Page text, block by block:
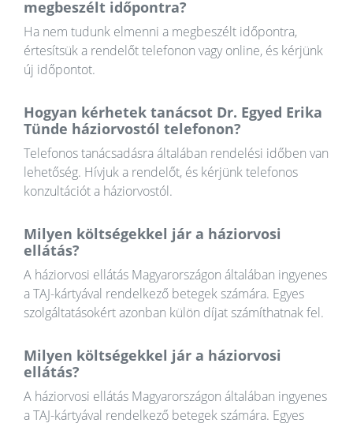
megbeszélt időpontra?
Ha nem tudunk elmenni a megbeszélt időpontra,
értesítsük a rendelőt telefonon vagy online, és kérjünk
új időpontot.
Hogyan kérhetek tanácsot Dr. Egyed Erika
Tünde háziorvostól telefonon?
Telefonos tanácsadásra általában rendelési időben van
lehetőség. Hívjuk a rendelőt, és kérjünk telefonos
konzultációt a háziorvostól.
Milyen költségekkel jár a háziorvosi
ellátás?
A háziorvosi ellátás Magyarországon általában ingyenes
a TAJ-kártyával rendelkező betegek számára. Egyes
szolgáltatásokért azonban külön díjat számíthatnak fel.
Milyen költségekkel jár a háziorvosi
ellátás?
A háziorvosi ellátás Magyarországon általában ingyenes
a TAJ-kártyával rendelkező betegek számára. Egyes